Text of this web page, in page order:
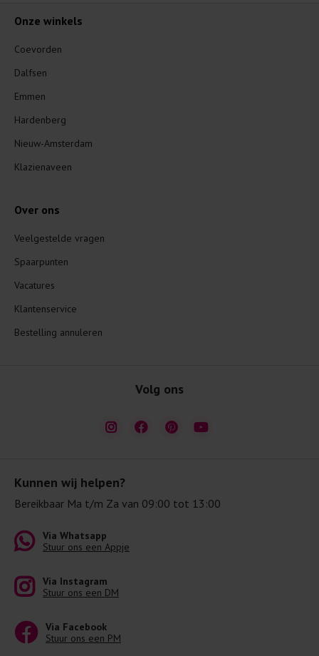
Kunnen wij helpen?
Bereikbaar Ma t/m Za van 09:00 tot 13:00
Via Whatsapp
Stuur ons een Appje
Via Instagram
Stuur ons een DM
Via Facebook
Stuur ons een PM
Onze winkels
Coevorden
Dalfsen
Emmen
Hardenberg
Nieuw-Amsterdam
Klazienaveen
Over ons
Veelgestelde vragen
Spaarpunten
Vacatures
Klantenservice
Bestelling annuleren
Volg ons